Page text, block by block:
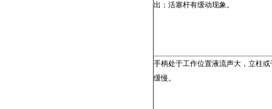
出；活塞杆有缓动现象。
手柄处于工作位置液流声大，立柱
缓慢。